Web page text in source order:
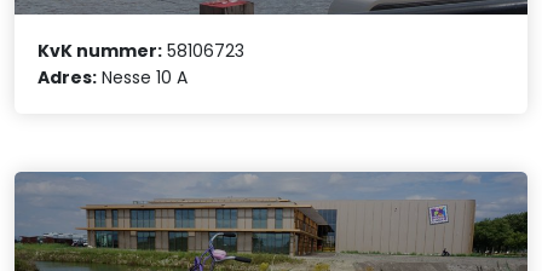
KvK nummer: 58106723
Adres: Nesse 10 A